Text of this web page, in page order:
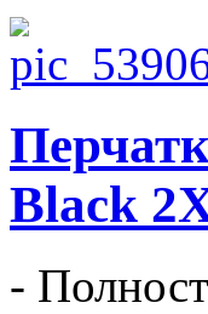
Black
-